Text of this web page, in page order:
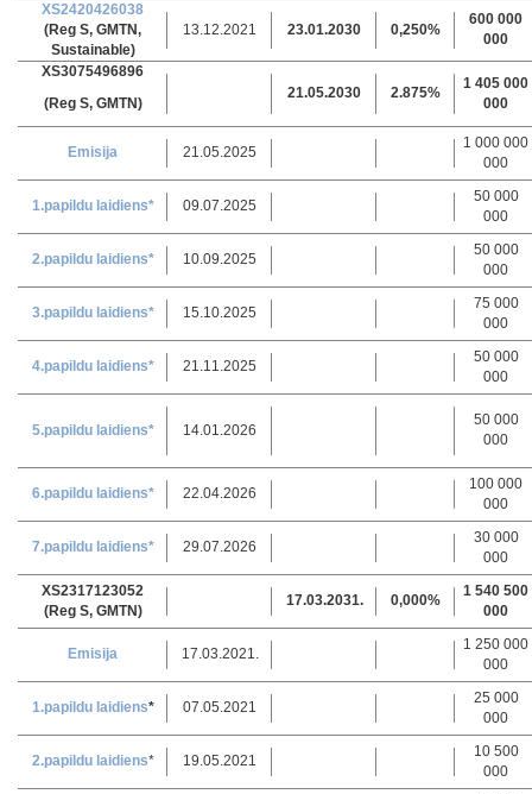
XS2420426038
(Reg S, GMTN,
Sustainable)
13.12.2021 23.01.2030 0,250%
600 000
000
XS3075496896
(Reg S, GMTN)
21.05.2030 2.875%
1 405 000
000
Emisija 21.05.2025
1 000 000
000
1.papildu laidiens* 09.07.2025
50 000
000
2.papildu laidiens* 10.09.2025
50 000
000
3.papildu laidiens* 15.10.2025
75 000
000
4.papildu laidiens* 21.11.2025
50 000
000
5.papildu laidiens* 14.01.2026
50 000
000
6.papildu laidiens* 22.04.2026
100 000
000
7.papildu laidiens* 29.07.2026
30 000
000
XS2317123052
(Reg S, GMTN)
17.03.2031. 0,000%
1 540 500
000
Emisija 17.03.2021.
1 250 000
000
1.papildu laidiens* 07.05.2021
25 000
000
2.papildu laidiens* 19.05.2021
10 500
000